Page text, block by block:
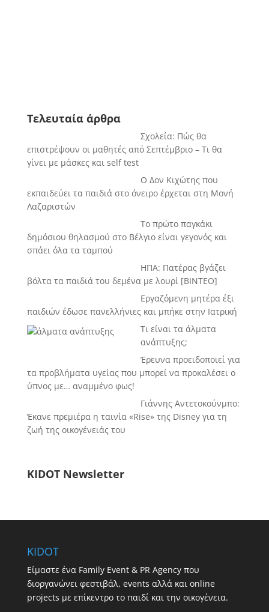
Τελευταία άρθρα
Σχολεία: Πώς θα
επιστρέψουν οι μαθητές από Σεπτέμβριο – Τι θα
γίνει με μάσκες και self test
Ο Δον Κιχώτης που
εκπαιδεύει τα παιδιά στο όνειρο έρχεται στη Μονή
Λαζαριστών
Το πρώτο παγκάκι
δημόσιου θηλασμού στο Βέλγιο είναι γεγονός και
σπάει όλα τα ταμπού
ΗΠΑ: Πατέρας βγάζει
βόλτα τα παιδιά του δεμένα με λουρί [BINTEO]
Εργαζόμενη μητέρα έξι
παιδιών έδωσε πανελλήνιες και μπήκε στην Ιατρική
Τι είναι τα άλματα
ανάπτυξης;
Έρευνα προειδοποιεί για
τα προβλήματα υγείας που μπορεί να προκαλέσει ο
ύπνος με… αναμμένο φως!
Γιάννης Αντετοκούνμπο:
Έκανε πρεμιέρα η ταινία «Rise» της Disney για τη
ζωή της οικογένειάς του
KIDOT Newsletter
KIDOT
Είμαστε ένα Family Event & PR Agency που
διοργανώνει φεστιβάλ, events αλλά και online
projects με επίκεντρο το παιδί και την οικογένεια.